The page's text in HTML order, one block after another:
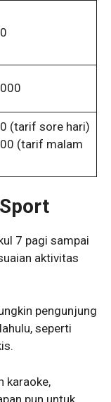
(tarif sore hari)
(tarif malam
7 pagi sampai
aktivitas
pengunjung
seperti
karaoke,
pun untuk